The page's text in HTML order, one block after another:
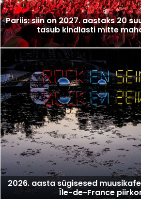
Pariis: siin on 2027. aastaks 20
tasub kindlasti mitte
2026. aasta sügisesed
Île-de-France